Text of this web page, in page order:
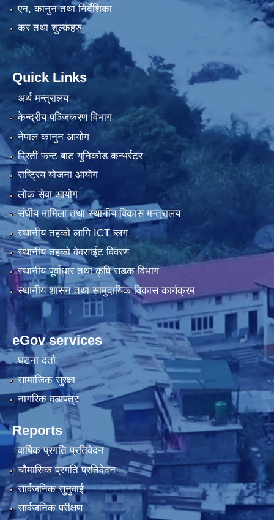
एन, कानुन तथा निर्देशिका
कर तथा शुल्कहरु
Quick Links
अर्थ मन्त्रालय
केन्द्रीय पञ्जिकरण विभाग
नेपाल कानुन आयोग
प्रिती फन्ट बाट युनिकोड कन्भर्रटर
राष्ट्रिय योजना आयोग
लोक सेवा आयोग
संघीय मामिला तथा स्थानीय विकास मन्त्रालय
स्थानीय तहको लागि ICT ब्लग
स्थानीय तहको वेवसाईट विवरण
स्थानीय पूर्वाधार तथा कृषि सडक विभाग
स्थानीय शासन तथा सामुदायिक विकास कार्यक्रम
eGov services
घटना दर्ता
सामाजिक सुरक्षा
नागरिक वडापत्र
Reports
वार्षिक प्रगति प्रतिवेदन
चौमासिक प्रगति प्रतिवेदन
सार्वजनिक सुनुवाई
सार्वजनिक परीक्षण